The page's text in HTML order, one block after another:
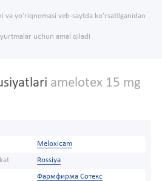
va yo'riqnomasi veb-saytda ko'rsatilganidan
uchun amal qiladi
amelotex 15 mg
Meloxicam
Rossiya
Фармфирма Сотекс